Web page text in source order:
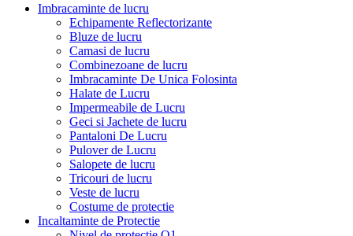
Imbracaminte de lucru
Echipamente Reflectorizante
Bluze de lucru
Camasi de lucru
Combinezoane de lucru
Imbracaminte De Unica Folosinta
Halate de Lucru
Impermeabile de Lucru
Geci si Jachete de lucru
Pantaloni De Lucru
Pulover de Lucru
Salopete de lucru
Tricouri de lucru
Veste de lucru
Costume de protectie
Incaltaminte de Protectie